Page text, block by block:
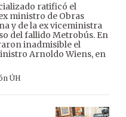
ratificó el
ministro de Obras
y de la ex viceministra
del fallido Metrobús. En
inadmisible el
Arnoldo Wiens, en
ÚH